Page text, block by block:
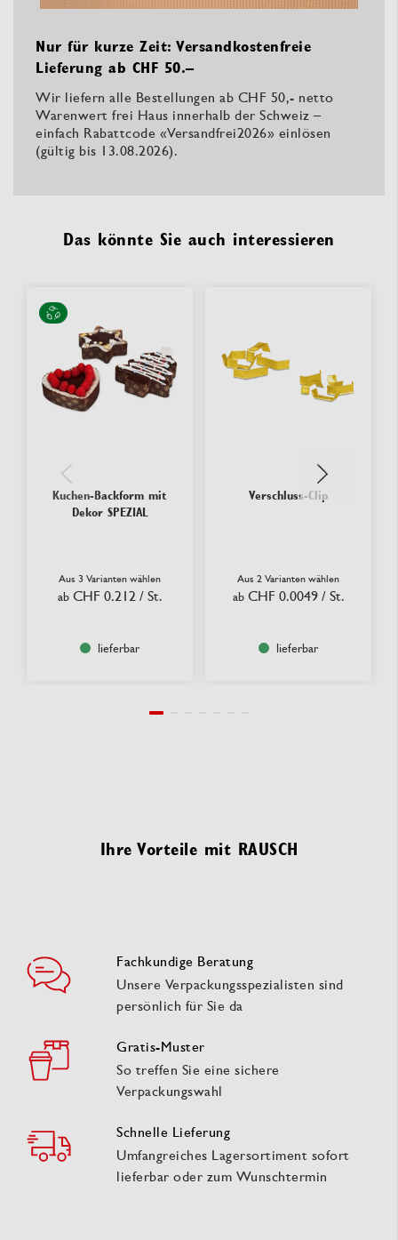
Nur für kurze Zeit: Versandkostenfreie
Lieferung ab CHF 50.–
Wir liefern alle Bestellungen ab CHF 50,- netto
Warenwert frei Haus innerhalb der Schweiz –
einfach Rabattcode «Versandfrei2026» einlösen
(gültig bis 13.08.2026).
Das könnte Sie auch interessieren
Kuchen-Backform mit
Dekor SPEZIAL
Aus 3 Varianten wählen
ab CHF 0.212 / St.
lieferbar
Verschluss-Clip
Aus 2 Varianten wählen
ab CHF 0.0049 / St.
lieferbar
Ihre Vorteile mit RAUSCH
Fachkundige Beratung
Unsere Verpackungsspezialisten sind
persönlich für Sie da
Gratis-Muster
So treffen Sie eine sichere
Verpackungswahl
Schnelle Lieferung
Umfangreiches Lagersortiment sofort
lieferbar oder zum Wunschtermin